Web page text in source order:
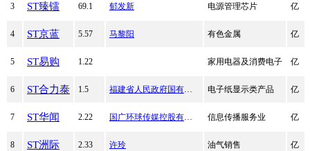
3 ST臻镭 69.1 郁发新 电源管理芯片 亿
4 ST京蓝 5.57 马黎阳 有色金属 亿
5 ST易购 1.22 家用电器及消费电子 亿
6 ST合力泰 1.5 福建省人民政府国有资产监督管理委员会 电子纸显示类产品 亿
7 ST华闻 2.22 国广环球传媒控股有限公司 信息传播服务业 亿
8 ST洲际 2.33 许玲 油气销售 亿